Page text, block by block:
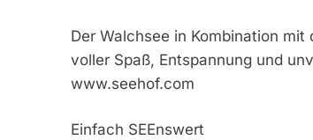
Der Walchsee in Kombination
voller Spaß, Entspannung und
www.seehof.com
Einfach SEEnswert